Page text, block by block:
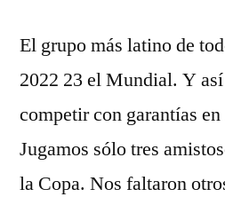
El grupo más latino de
2022 23 el Mundial. Y
competir con garantías
Jugamos sólo tres
la Copa. Nos faltaron